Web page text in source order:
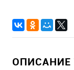
ОПИСАНИЕ